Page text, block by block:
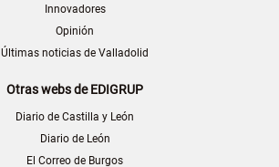
Innovadores
Opinión
Últimas noticias de Valladolid
Otras webs de EDIGRUP
Diario de Castilla y León
Diario de León
El Correo de Burgos